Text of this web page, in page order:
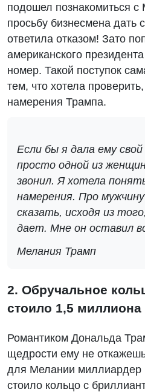
подошел познакомиться
просьбу бизнесмена дать
ответила отказом! Зато
американского
номер. Такой поступок
тем, что хотела
намерения Трампа.
Если бы я дала ему
просто одной из
звонил. Я хотела
намерения. Про
сказать, исходя из
дает. Мне он оставил
Мелания Трамп
2. Обручальное
стоило 1,5 миллиона
Романтиком Дональда
щедрости ему не
для Мелании миллиардер
стоило кольцо с